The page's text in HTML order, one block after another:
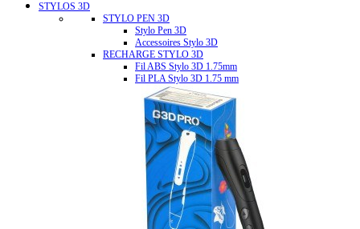
STYLOS 3D
STYLO PEN 3D
Stylo Pen 3D
Accessoires Stylo 3D
RECHARGE STYLO 3D
Fil ABS Stylo 3D 1.75mm
Fil PLA Stylo 3D 1.75 mm